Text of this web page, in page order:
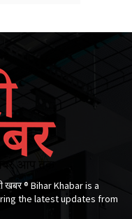
खबर ®​ Bihar Khabar is a
the latest updates from